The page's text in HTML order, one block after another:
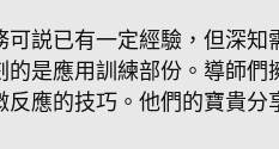
可説已有一定經驗，但深
的是應用訓練部份。導師​
應的​技巧​。他們的寶貴